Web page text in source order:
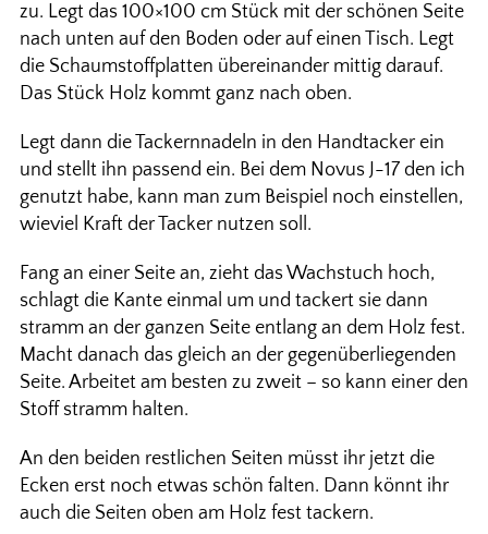
zu. Legt das 100×100 cm Stück mit der schönen Seite
nach unten auf den Boden oder auf einen Tisch. Legt
die Schaumstoffplatten übereinander mittig darauf.
Das Stück Holz kommt ganz nach oben.
Legt dann die Tackernnadeln in den Handtacker ein
und stellt ihn passend ein. Bei dem Novus J-17 den ich
genutzt habe, kann man zum Beispiel noch einstellen,
wieviel Kraft der Tacker nutzen soll.
Fang an einer Seite an, zieht das Wachstuch hoch,
schlagt die Kante einmal um und tackert sie dann
stramm an der ganzen Seite entlang an dem Holz fest.
Macht danach das gleich an der gegenüberliegenden
Seite. Arbeitet am besten zu zweit – so kann einer den
Stoff stramm halten.
An den beiden restlichen Seiten müsst ihr jetzt die
Ecken erst noch etwas schön falten. Dann könnt ihr
auch die Seiten oben am Holz fest tackern.